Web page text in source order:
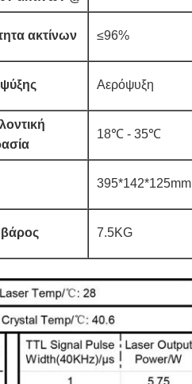
ακτίνων ≤96%
Αερόψυξη
18℃ - 35℃
395*142*125mm
7.5KG